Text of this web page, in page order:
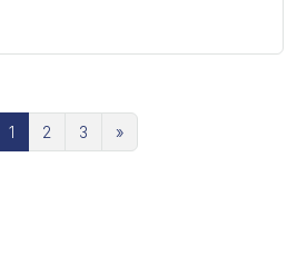
1 2 3 »